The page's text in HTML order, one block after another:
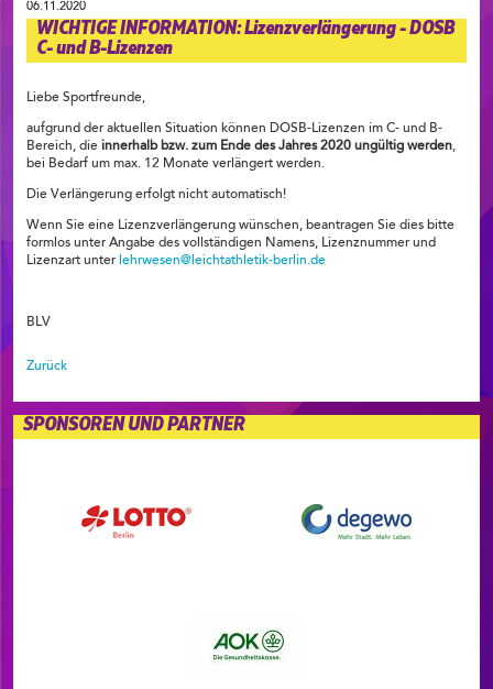
06.11.2020
WICHTIGE INFORMATION: Lizenzverlängerung - DOSB
C- und B-Lizenzen
Liebe Sportfreunde,
aufgrund der aktuellen Situation können DOSB-Lizenzen im C- und B-
Bereich, die innerhalb bzw. zum Ende des Jahres 2020 ungültig werden,
bei Bedarf um max. 12 Monate verlängert werden.
Die Verlängerung erfolgt nicht automatisch!
Wenn Sie eine Lizenzverlängerung wünschen, beantragen Sie dies bitte
formlos unter Angabe des vollständigen Namens, Lizenznummer und
Lizenzart unter lehrwesen@leichtathletik-berlin.de
BLV
Zurück
SPONSOREN UND PARTNER